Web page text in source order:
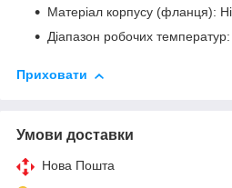
Матеріал корпусу (фланця):
Діапазон робочих
Приховати
Умови доставки
Нова Пошта